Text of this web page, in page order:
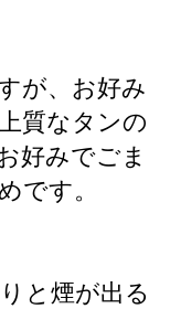
が、お好み
質なタンの
好みでごま
です。
と煙が出る